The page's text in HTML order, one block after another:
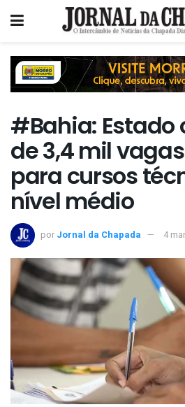
#Bahia: Estado
de 3,4 mil
para cursos
nível médio
por Jornal da Chapada 4